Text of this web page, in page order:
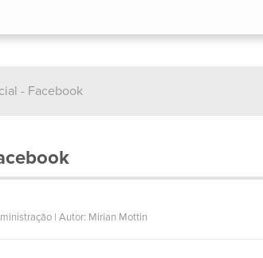
- Facebook
| Autor: Mirian Mottin